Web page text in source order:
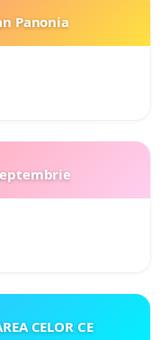
Panonia
CELOR CE